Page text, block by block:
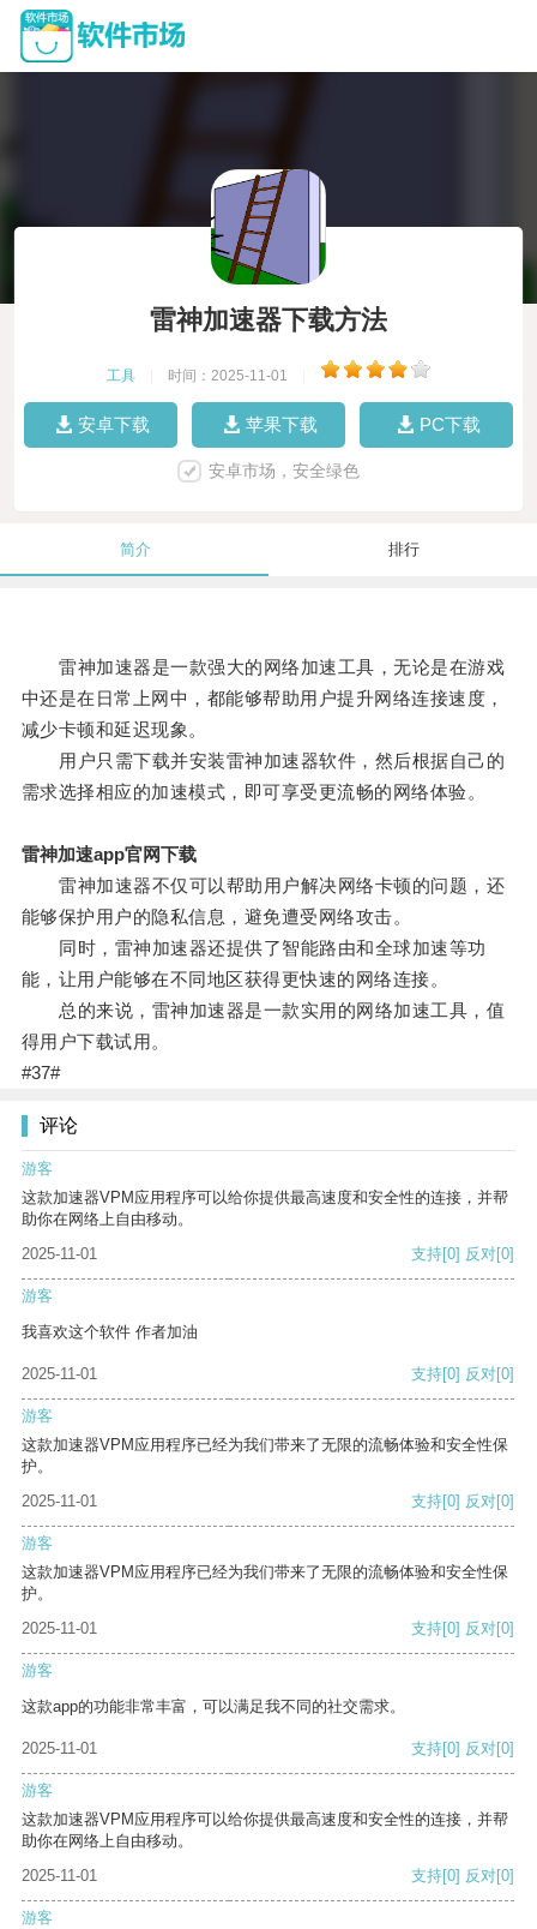
雷神加速器下载方法
工具 时间：2025-11-01
安卓下载 苹果下载 PC下载
安卓市场，安全绿色
简介 排行
雷神加速器是一款强大的网络加速工具，无论是在游戏
中还是在日常上网中，都能够帮助用户提升网络连接速度，
减少卡顿和延迟现象。
用户只需下载并安装雷神加速器软件，然后根据自己的
需求选择相应的加速模式，即可享受更流畅的网络体验。
雷神加速app官网下载
雷神加速器不仅可以帮助用户解决网络卡顿的问题，还
能够保护用户的隐私信息，避免遭受网络攻击。
同时，雷神加速器还提供了智能路由和全球加速等功
能，让用户能够在不同地区获得更快速的网络连接。
总的来说，雷神加速器是一款实用的网络加速工具，值
得用户下载试用。
#37#
评论
游客
这款加速器VPM应用程序可以给你提供最高速度和安全性的连接，并帮
助你在网络上自由移动。
2025-11-01
支持[0] 反对[0]
游客
我喜欢这个软件 作者加油
2025-11-01 支持[0] 反对[0]
游客
这款加速器VPM应用程序已经为我们带来了无限的流畅体验和安全性保
护。
2025-11-01
支持[0] 反对[0]
游客
这款加速器VPM应用程序已经为我们带来了无限的流畅体验和安全性保
护。
2025-11-01
支持[0] 反对[0]
游客
这款app的功能非常丰富，可以满足我不同的社交需求。
2025-11-01 支持[0] 反对[0]
游客
这款加速器VPM应用程序可以给你提供最高速度和安全性的连接，并帮
助你在网络上自由移动。
2025-11-01
支持[0] 反对[0]
游客